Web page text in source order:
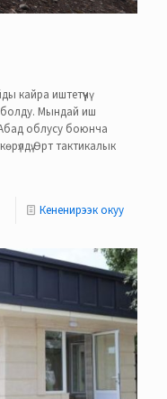
иштетүүчү
болду. Мындай иш
облусу боюнча
тактикалык
Кененирээк окуу